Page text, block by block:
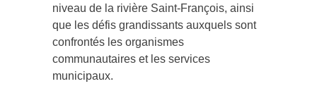
niveau de la rivière Saint-François, ainsi
que les défis grandissants auxquels sont
confrontés les organismes
communautaires et les services
municipaux.